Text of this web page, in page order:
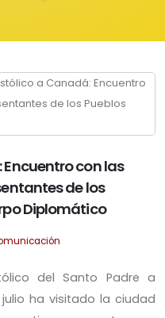
con las
de los
Diplomático
del Santo Padre a
ha visitado la ciudad